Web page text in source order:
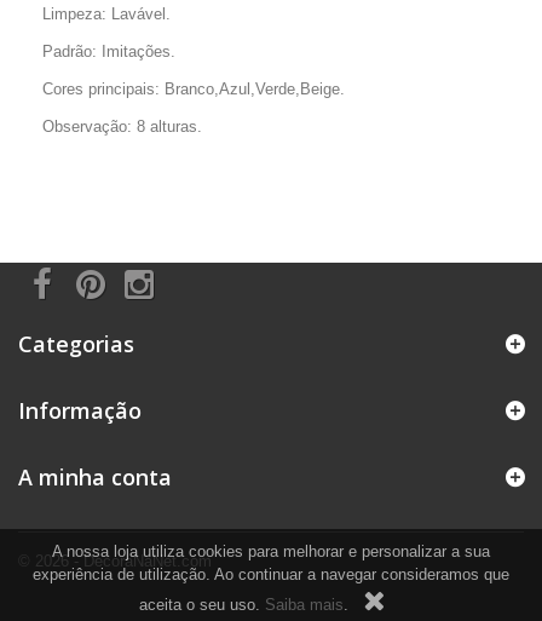
Limpeza: Lavável.
Padrão: Imitações.
Cores principais: Branco,Azul,Verde,Beige.
Observação: 8 alturas.
Categorias
Informação
© 2026 - DecoraNaNet.com
A minha conta
A nossa loja utiliza cookies para melhorar e personalizar a sua
experiência de utilização. Ao continuar a navegar consideramos que
aceita o seu uso. Saiba mais.